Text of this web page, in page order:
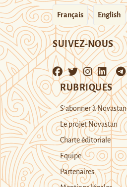
Français English
SUIVEZ-NOUS
RUBRIQUES
S’abonner à Novastan
Le projet Novastan
Charte éditoriale
Equipe
Partenaires